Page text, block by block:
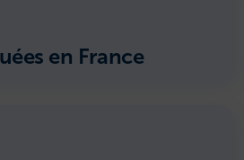
en France